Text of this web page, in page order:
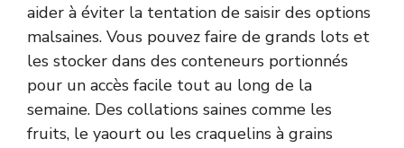
aider à éviter la tentation de saisir des options
malsaines. Vous pouvez faire de grands lots et
les stocker dans des conteneurs portionnés
pour un accès facile tout au long de la
semaine. Des collations saines comme les
fruits, le yaourt ou les craquelins à grains